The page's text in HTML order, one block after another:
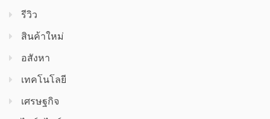
รีวิว
สินค้า​ใหม่​
อสังหา
เทคโนโลยี
เศรษฐกิจ